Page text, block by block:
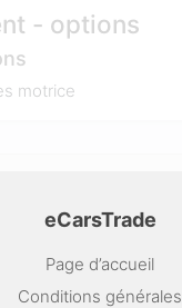
- options
motrice
eCarsTrade
Page d’accueil
Conditions générales